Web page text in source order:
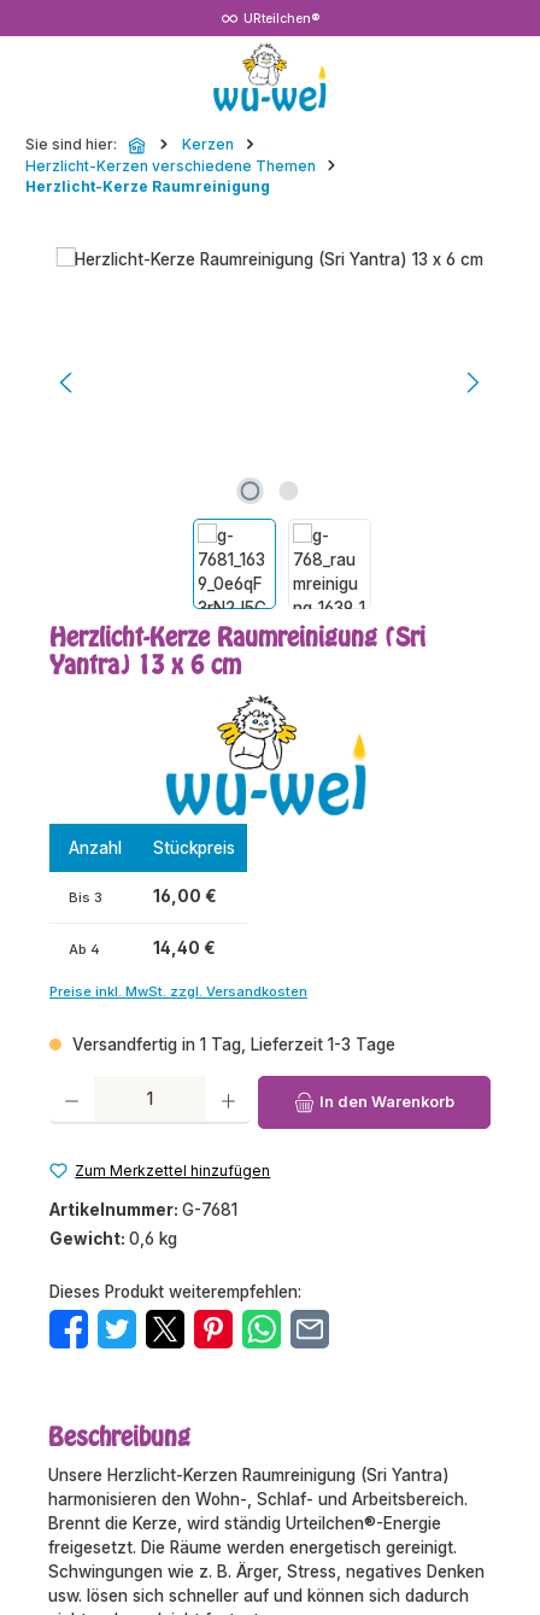
URteilchen®
Sie sind hier:
Kerzen
Herzlicht-Kerzen verschiedene Themen
Herzlicht-Kerze Raumreinigung
Bildergalerie überspringen
Herzlicht-Kerze Raumreinigung (Sri
Yantra) 13 x 6 cm
Anzahl Stückpreis
Bis 3 16,00 €
Ab 4 14,40 €
Preise inkl. MwSt. zzgl. Versandkosten
Versandfertig in 1 Tag, Lieferzeit 1-3 Tage
Produkt Anzahl: Gib den gewünschten Wert ein oder benutze die
In den Warenkorb
Zum Merkzettel hinzufügen
Artikelnummer: G-7681
Gewicht: 0,6 kg
Dieses Produkt weiterempfehlen:
Beschreibung
Unsere Herzlicht-Kerzen Raumreinigung (Sri Yantra)
harmonisieren den Wohn-, Schlaf- und Arbeitsbereich.
Brennt die Kerze, wird ständig Urteilchen®-Energie
freigesetzt. Die Räume werden energetisch gereinigt.
Schwingungen wie z. B. Ärger, Stress, negatives Denken
usw. lösen sich schneller auf und können sich dadurch